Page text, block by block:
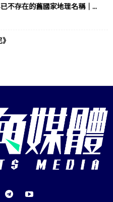
不存在的舊國家地理名稱｜...